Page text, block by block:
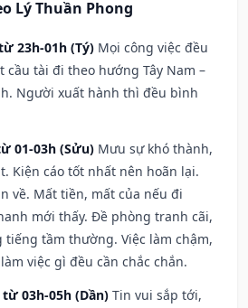
Lý Thuần Phong
23h-01h (Tý) Mọi công việc đều
tài đi theo hướng Tây Nam –
Người xuất hành thì đều bình
01-03h (Sửu) Mưu sự khó thành,
Kiện cáo tốt nhất nên hoãn lại.
về. Mất tiền, mất của nếu đi
mới thấy. Đề phòng tranh cãi,
tiếng tầm thường. Việc làm chậm,
việc gì đều cần chắc chắn.
03h-05h (Dần) Tin vui sắp tới,